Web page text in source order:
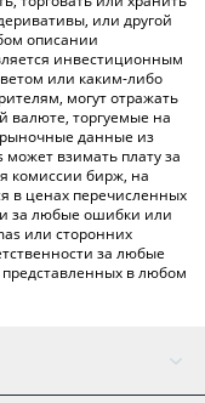
или другой
описании
инвестиционным
или каким-либо
могут отражать
валюте, торгуемые на
данные из
взимать плату за
комиссии бирж, на
в ценах перечисленных
за любые ошибки или
или сторонних
за любые
в любом